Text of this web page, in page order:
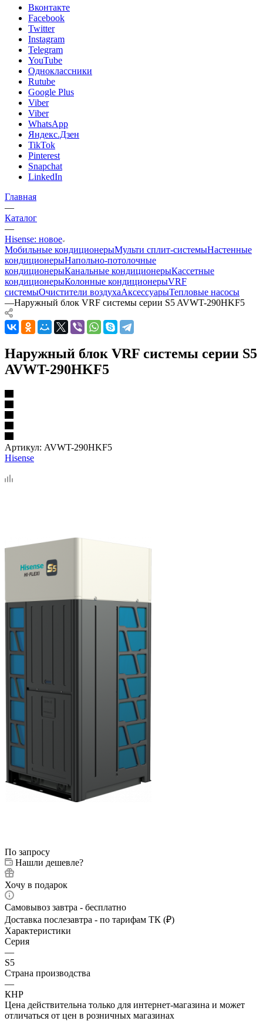
Вконтакте
Facebook
Twitter
Instagram
Telegram
YouTube
Одноклассники
Rutube
Google Plus
Viber
Viber
WhatsApp
Яндекс.Дзен
TikTok
Pinterest
Snapchat
LinkedIn
Главная
—
Каталог
—
Hisense: новое
Мобильные кондиционерыМульти сплит-системыНастенные
кондиционерыНапольно-потолочные
кондиционерыКанальные кондиционерыКассетные
кондиционерыКолонные кондиционерыVRF
системыОчистители воздухаАксессуарыТепловые насосы
—Наружный блок VRF системы серии S5 AVWT-290HKF5
Наружный блок VRF системы серии S5
AVWT-290HKF5
Артикул: AVWT-290HKF5
Hisense
По запросу
Нашли дешевле?
Хочу в подарок
Самовывоз завтра - бесплатно
Доставка послезавтра - по тарифам ТК (₽)
Характеристики
Серия
—
S5
Страна производства
—
КНР
Цена действительна только для интернет-магазина и может
отличаться от цен в розничных магазинах